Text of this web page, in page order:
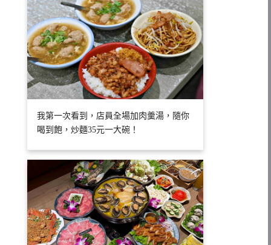
我第一次看到，店員全場加肉羹湯，隨你
喝到飽，炒麵35元一大碗！